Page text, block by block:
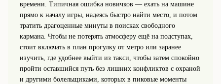
времени. Типичная ошибка новичков — ехать на машине
прямо к началу игры, надеясь быстро найти место, и потом
тратить драгоценные минуты в поисках свободного
кармана. Чтобы не потерять атмосферу ещё на подступах,
стоит включать в план прогулку от метро или заранее
изучить, где удобнее выйти из такси, чтобы затем спокойно
пройти оставшийся путь без лишних конфликтов с охраной
и другими болельщиками, которых в пиковые моменты